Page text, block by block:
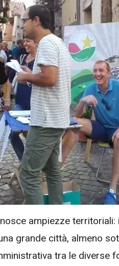
ampiezze
grande città, almeno
tra le diverse